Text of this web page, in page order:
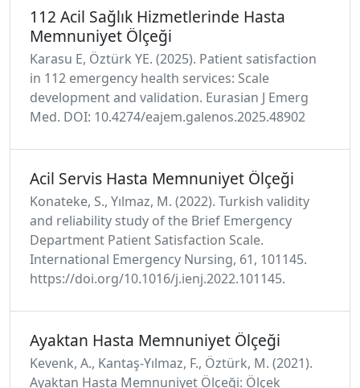
112 Acil Sağlık Hizmetlerinde Hasta
Memnuniyet Ölçeği
Karasu E, Öztürk YE. (2025). Patient satisfaction
in 112 emergency health services: Scale
development and validation. Eurasian J Emerg
Med. DOI: 10.4274/eajem.galenos.2025.48902
Acil Servis Hasta Memnuniyet Ölçeği
Konateke, S., Yılmaz, M. (2022). Turkish validity
and reliability study of the Brief Emergency
Department Patient Satisfaction Scale.
International Emergency Nursing, 61, 101145.
https://doi.org/10.1016/j.ienj.2022.101145.
Ayaktan Hasta Memnuniyet Ölçeği
Kevenk, A., Kantaş-Yılmaz, F., Öztürk, M. (2021).
Ayaktan Hasta Memnuniyet Ölçeği: Ölçek